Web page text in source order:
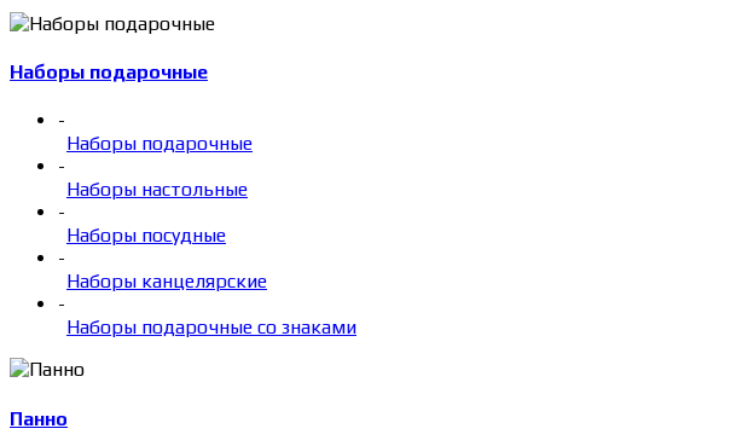
Наборы подарочные
-
Наборы подарочные
-
Наборы настольные
-
Наборы посудные
-
Наборы канцелярские
-
Наборы подарочные со знаками
Панно